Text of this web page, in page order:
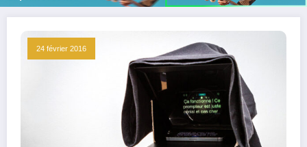
24 février 2016